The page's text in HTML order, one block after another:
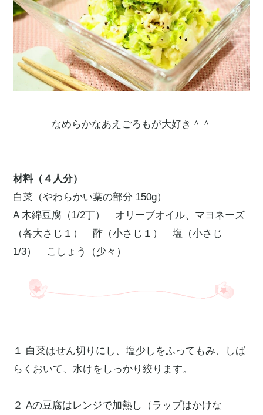
なめらかなあえごろもが大好き＾＾
材料（４人分）
白菜（やわらかい葉の部分 150g）
A 木綿豆腐（1/2丁） オリーブオイル、マヨネーズ
（各大さじ１） 酢（小さじ１） 塩（小さじ
1/3） こしょう（少々）
１ 白菜はせん切りにし、塩少しをふってもみ、しば
らくおいて、水けをしっかり絞ります。
２ Aの豆腐はレンジで加熱し（ラップはかけな